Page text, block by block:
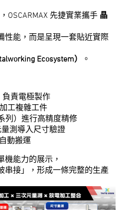
OSCARMAX 先捷實業攜手 晶
性能，而是呈現一套貼近實際
Ecosystem）
。
負責電極製作
工複雜工件
列）進行高精度精修
量測導入尺寸驗證
動搬運
機能力的展示，
串接」，形成一條完整的生產